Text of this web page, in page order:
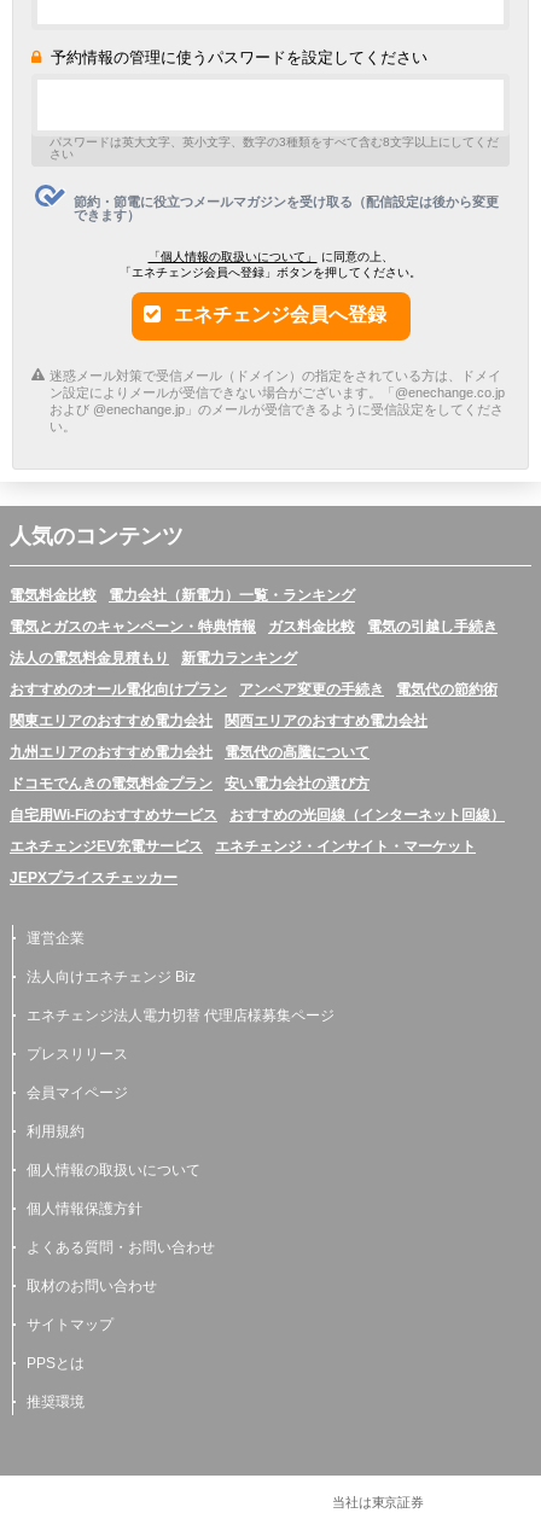
予約情報の管理に使うパスワードを設定してください
パスワードは英大文字、英小文字、数字の3種類をすべて含む8文字以上にしてくだ
さい
節約・節電に役立つメールマガジンを受け取る（配信設定は後から変更
できます）
「個人情報の取扱いについて」
に同意の上、
「エネチェンジ会員へ登録」ボタンを押してください。
エネチェンジ会員へ登録
迷惑メール対策で受信メール（ドメイン）の指定をされている方は、ドメイ
ン設定によりメールが受信できない場合がございます。「@enechange.co.jp
および @enechange.jp」のメールが受信できるように受信設定をしてくださ
い。
人気のコンテンツ
電気料金比較
電力会社（新電力）一覧・ランキング
電気とガスのキャンペーン・特典情報
ガス料金比較
電気の引越し手続き
法人の電気料金見積もり
新電力ランキング
おすすめのオール電化向けプラン
アンペア変更の手続き
電気代の節約術
関東エリアのおすすめ電力会社
関西エリアのおすすめ電力会社
九州エリアのおすすめ電力会社
電気代の高騰について
ドコモでんきの電気料金プラン
安い電力会社の選び方
自宅用Wi-Fiのおすすめサービス
おすすめの光回線（インターネット回線）
エネチェンジEV充電サービス
エネチェンジ・インサイト・マーケット
JEPXプライスチェッカー
運営企業
法人向けエネチェンジ Biz
エネチェンジ法人電力切替 代理店様募集ページ
プレスリリース
会員マイページ
利用規約
個人情報の取扱いについて
個人情報保護方針
よくある質問・お問い合わせ
取材のお問い合わせ
サイトマップ
PPSとは
推奨環境
当社は東京証券